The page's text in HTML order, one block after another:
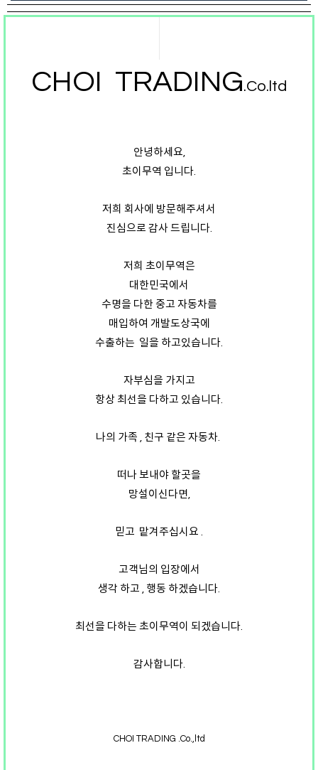
CHOI TRADING.Co.ltd
안녕하세요,
초이무역 입니다.
저희 회사에 방문해주셔서
진심으로 감사 드립니다.
저희 초이무역은
대한민국에서
수명을 다한 중고 자동차를
매입하여 개발도상국에
수출하는 일을 하고있습니다.
자부심을 가지고
항상 최선을 다하고 있습니다.
나의 가족 , 친구 같은 자동차.
떠나 보내야 할곳을
망설이신다면,
믿고 맡겨주십시요 .
고객님의 입장에서
생각 하고 , 행동 하겠습니다.
최선을 다하는 초이무역이 되겠습니다.
감사합니다.
CHOI TRADING .Co.,ltd